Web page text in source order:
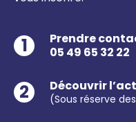
1
Prendre
05 49 65 32 22
2 Découvrir
(Sous réserve